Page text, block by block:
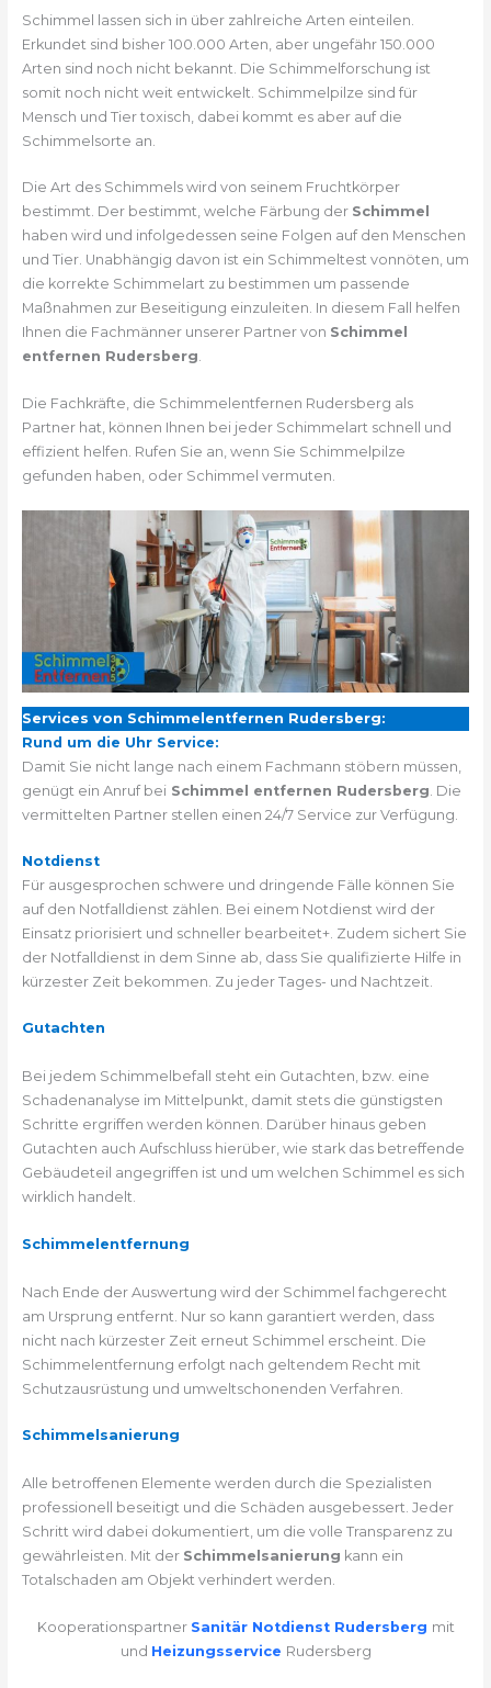
Schimmel lassen sich in über zahlreiche Arten einteilen.
Erkundet sind bisher 100.000 Arten, aber ungefähr 150.000
Arten sind noch nicht bekannt. Die Schimmelforschung ist
somit noch nicht weit entwickelt. Schimmelpilze sind für
Mensch und Tier toxisch, dabei kommt es aber auf die
Schimmelsorte an.
Die Art des Schimmels wird von seinem Fruchtkörper
bestimmt. Der bestimmt, welche Färbung der Schimmel
haben wird und infolgedessen seine Folgen auf den Menschen
und Tier. Unabhängig davon ist ein Schimmeltest vonnöten, um
die korrekte Schimmelart zu bestimmen um passende
Maßnahmen zur Beseitigung einzuleiten. In diesem Fall helfen
Ihnen die Fachmänner unserer Partner von Schimmel
entfernen Rudersberg.
Die Fachkräfte, die Schimmelentfernen Rudersberg als
Partner hat, können Ihnen bei jeder Schimmelart schnell und
effizient helfen. Rufen Sie an, wenn Sie Schimmelpilze
gefunden haben, oder Schimmel vermuten.
Services von Schimmelentfernen Rudersberg:
Rund um die Uhr Service:
Damit Sie nicht lange nach einem Fachmann stöbern müssen,
genügt ein Anruf bei Schimmel entfernen Rudersberg . Die
vermittelten Partner stellen einen 24/7 Service zur Verfügung.
Notdienst
Für ausgesprochen schwere und dringende Fälle können Sie
auf den Notfalldienst zählen. Bei einem Notdienst wird der
Einsatz priorisiert und schneller bearbeitet+. Zudem sichert Sie
der Notfalldienst in dem Sinne ab, dass Sie qualifizierte Hilfe in
kürzester Zeit bekommen. Zu jeder Tages- und Nachtzeit.
Gutachten
Bei jedem Schimmelbefall steht ein Gutachten, bzw. eine
Schadenanalyse im Mittelpunkt, damit stets die günstigsten
Schritte ergriffen werden können. Darüber hinaus geben
Gutachten auch Aufschluss hierüber, wie stark das betreffende
Gebäudeteil angegriffen ist und um welchen Schimmel es sich
wirklich handelt.
Schimmelentfernung
Nach Ende der Auswertung wird der Schimmel fachgerecht
am Ursprung entfernt. Nur so kann garantiert werden, dass
nicht nach kürzester Zeit erneut Schimmel erscheint. Die
Schimmelentfernung erfolgt nach geltendem Recht mit
Schutzausrüstung und umweltschonenden Verfahren.
Schimmelsanierung
Alle betroffenen Elemente werden durch die Spezialisten
professionell beseitigt und die Schäden ausgebessert. Jeder
Schritt wird dabei dokumentiert, um die volle Transparenz zu
gewährleisten. Mit der Schimmelsanierung kann ein
Totalschaden am Objekt verhindert werden.
Kooperationspartner Sanitär Notdienst Rudersberg mit
und Heizungsservice Rudersberg